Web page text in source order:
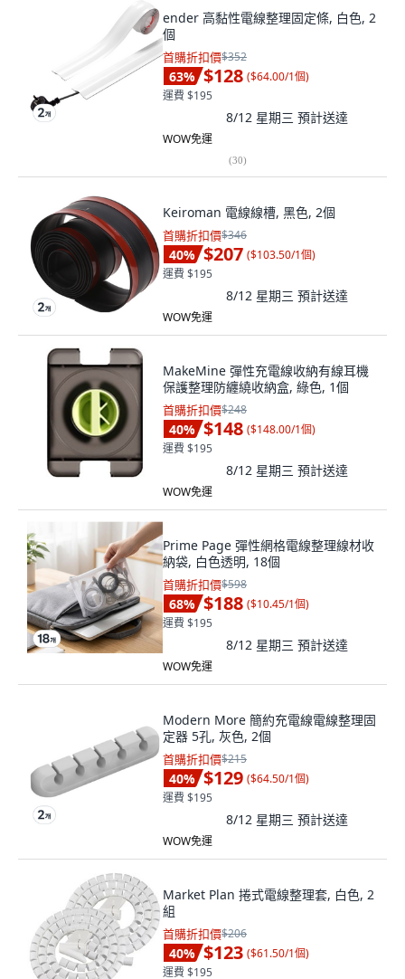
ender 高黏性電線整理固定條, 白色, 2
個
首購折扣價$352
63% $128 ($64.00/1個)
運費 $195
8/12 星期三 預計送達
WOW免運
(30)
Keiroman 電線線槽, 黑色, 2個
首購折扣價$346
40% $207 ($103.50/1個)
運費 $195
8/12 星期三 預計送達
WOW免運
MakeMine 彈性充電線收納有線耳機
保護整理防纏繞收納盒, 綠色, 1個
首購折扣價$248
40% $148 ($148.00/1個)
運費 $195
8/12 星期三 預計送達
WOW免運
Prime Page 彈性網格電線整理線材收
納袋, 白色透明, 18個
首購折扣價$598
68% $188 ($10.45/1個)
運費 $195
8/12 星期三 預計送達
WOW免運
Modern More 簡約充電線電線整理固
定器 5孔, 灰色, 2個
首購折扣價$215
40% $129 ($64.50/1個)
運費 $195
8/12 星期三 預計送達
WOW免運
Market Plan 捲式電線整理套, 白色, 2
組
首購折扣價$206
40% $123 ($61.50/1個)
運費 $195